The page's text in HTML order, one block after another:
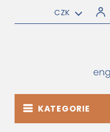
CZK
KATEGORIE